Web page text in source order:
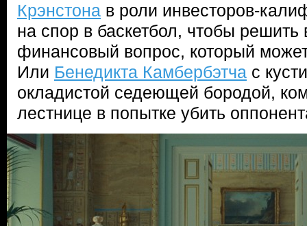
Крэнстона в роли инвесторов-
на спор в баскетбол, чтобы
финансовый вопрос, который
Или Бенедикта Камбербэтча с
окладистой седеющей бородой,
лестнице в попытке убить